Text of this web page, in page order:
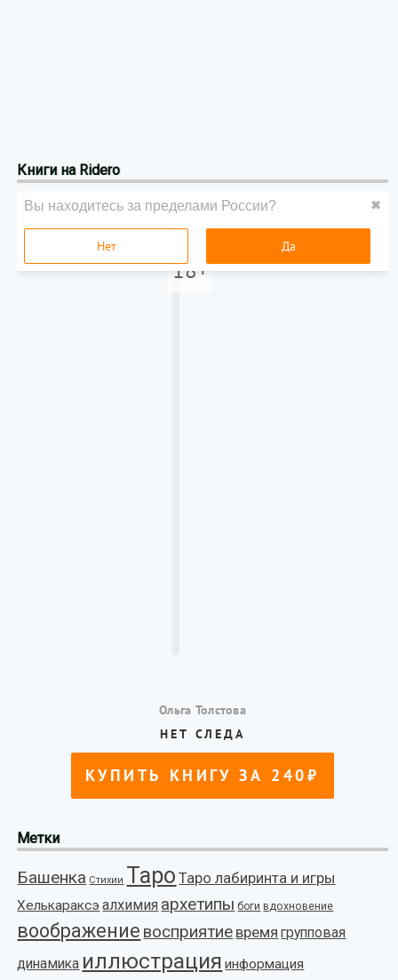
Книги на Ridero
Метки
Башенка Стихии Таро Таро лабиринта и игры
Хелькараксэ алхимия архетипы боги вдохновение
воображение восприятие время групповая
динамика иллюстрация информация